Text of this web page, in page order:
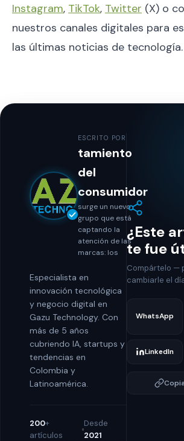
Instagram, TikTok, Twitter (X) o
nuestros canales digitales para
las últimas noticias de tecnología.
ESCRITO POR
tamiento
del
consumidor
surge un nuevo
grupo que está
captando la
atención de las
marcas: los
Especialista en
innovación tecnológica
y negocio digital en
Gazu Technology. Con
más de 5 años
cubriendo IA, startups y
tendencias en
Colombia y
Latinoamérica.
200+
artículos
Desde
2021
¿Este
te fue
Compártelo —
cambiarle el
WhatsApp
LinkedIn